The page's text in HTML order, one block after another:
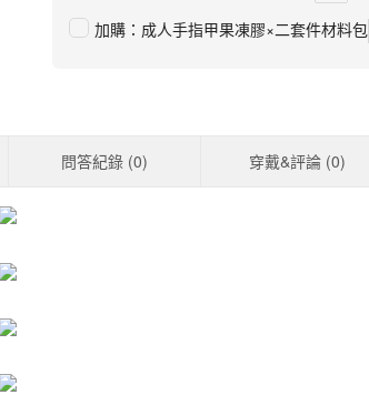
加購：成人手指甲果凍膠×二套件材料包
問答紀錄 (0) 穿戴&評論 (0)